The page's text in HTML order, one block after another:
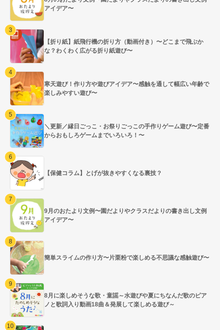
アイデア〜
【折り紙】紙飛行機の折り方（動画付き）〜どこまで飛ぶか
な？わくわく広がる折り紙遊び〜
寒天遊び！作り方や遊びアイデア〜感触を通して幅広い年齢で
楽しみやすい遊び〜
＼更新／縁日ごっこ・お祭りごっこの手作りゲーム遊び〜定番
からおもしろゲームまでいろいろ！〜
【保健コラム】とげが抜きやすくなる裏技？
9月のおたより文例〜園だよりやクラスだよりの書き出し文例
アイデア〜
簡単スライムの作り方〜片栗粉で楽しめる不思議な感触遊び〜
8月に楽しめそうな歌・童謡～水遊びや夏にちなんだ歌のピア
ノと歌詞入り動画18曲＆発展して楽しめる遊び～